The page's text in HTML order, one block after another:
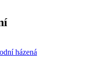
házená